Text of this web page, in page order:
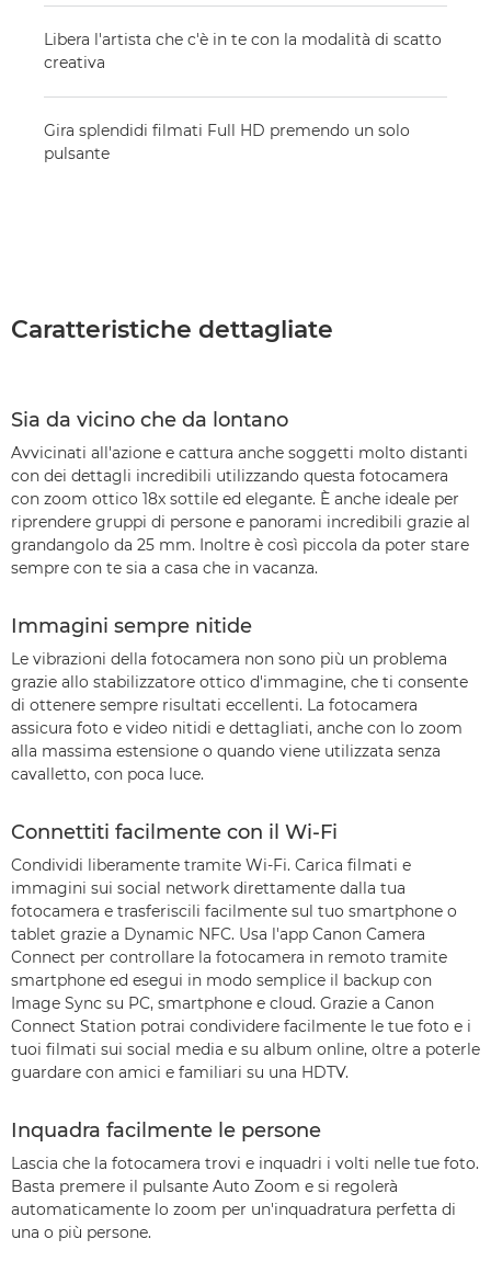
Libera l'artista che c'è in te con la modalità di scatto
creativa
Gira splendidi filmati Full HD premendo un solo
pulsante
Caratteristiche dettagliate
Sia da vicino che da lontano
Avvicinati all'azione e cattura anche soggetti molto distanti
con dei dettagli incredibili utilizzando questa fotocamera
con zoom ottico 18x sottile ed elegante. È anche ideale per
riprendere gruppi di persone e panorami incredibili grazie al
grandangolo da 25 mm. Inoltre è così piccola da poter stare
sempre con te sia a casa che in vacanza.
Immagini sempre nitide
Le vibrazioni della fotocamera non sono più un problema
grazie allo stabilizzatore ottico d'immagine, che ti consente
di ottenere sempre risultati eccellenti. La fotocamera
assicura foto e video nitidi e dettagliati, anche con lo zoom
alla massima estensione o quando viene utilizzata senza
cavalletto, con poca luce.
Connettiti facilmente con il Wi-Fi
Condividi liberamente tramite Wi-Fi. Carica filmati e
immagini sui social network direttamente dalla tua
fotocamera e trasferiscili facilmente sul tuo smartphone o
tablet grazie a Dynamic NFC. Usa l'app Canon Camera
Connect per controllare la fotocamera in remoto tramite
smartphone ed esegui in modo semplice il backup con
Image Sync su PC, smartphone e cloud. Grazie a Canon
Connect Station potrai condividere facilmente le tue foto e i
tuoi filmati sui social media e su album online, oltre a poterle
guardare con amici e familiari su una HDTV.
Inquadra facilmente le persone
Lascia che la fotocamera trovi e inquadri i volti nelle tue foto.
Basta premere il pulsante Auto Zoom e si regolerà
automaticamente lo zoom per un'inquadratura perfetta di
una o più persone.